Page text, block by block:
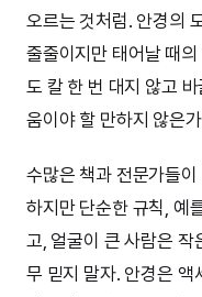
오르는 것처럼. 안경의
줄줄이지만 태어날 때
도 칼 한 번 대지 않고
움이야 할 만하지 않은
수많은 책과 전문가들
하지만 단순한 규칙, 예
고, 얼굴이 큰 사람은 작
무 믿지 말자. 안경은 액